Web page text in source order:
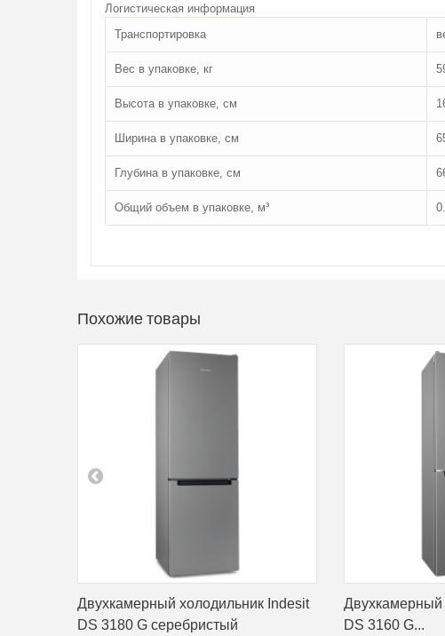
Логистическая информация
Транспортировка
Вес в упаковке, кг
Высота в упаковке, см
Ширина в упаковке, см
Глубина в упаковке, см
Общий объем в упаковке, м³
Похожие товары
Двухкамерный холодильник Indesit
DS 3180 G серебристый
Двухкамерный
DS 3160 G...